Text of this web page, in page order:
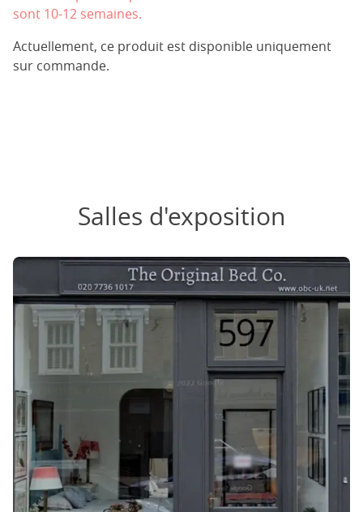
sont 10-12 semaines.
Actuellement, ce produit est disponible uniquement
sur commande.
Salles d'exposition